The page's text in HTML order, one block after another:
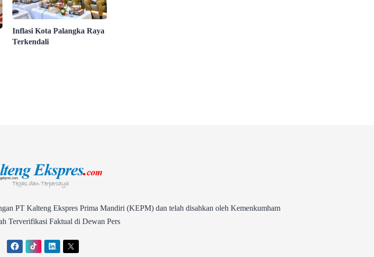
Inflasi Kota Palangka Raya
Terkendali
PT Kalteng Ekspres Prima Mandiri (KEPM) dan telah disahkan oleh Kemenkumham
Terverifikasi Faktual di Dewan Pers